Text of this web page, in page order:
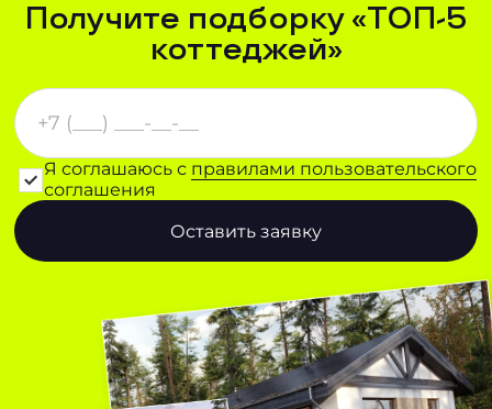
Получите подборку «ТОП-5
коттеджей»
Я соглашаюсь с правилами пользовательского
соглашения